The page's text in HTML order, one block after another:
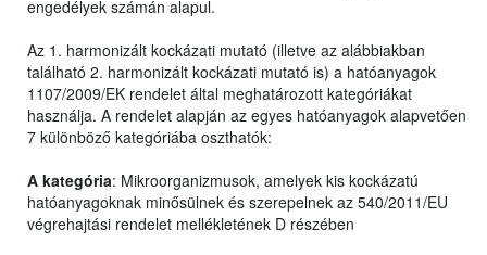
engedélyek számán alapul.
Az 1. harmonizált kockázati mutató (illetve az alábbiakban
található 2. harmonizált kockázati mutató is) a hatóanyagok
1107/2009/EK rendelet által meghatározott kategóriákat
használja. A rendelet alapján az egyes hatóanyagok alapvetően
7 különböző kategóriába oszthatók:
A kategória: Mikroorganizmusok, amelyek kis kockázatú
hatóanyagoknak minősülnek és szerepelnek az 540/2011/EU
végrehajtási rendelet mellékletének D részében